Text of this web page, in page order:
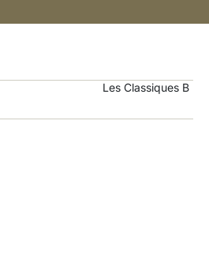
Les Classiques B